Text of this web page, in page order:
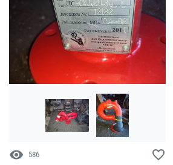
visibility 586 favorite_border